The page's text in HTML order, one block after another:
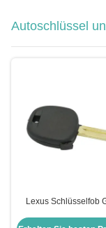
Autoschlüssel
Lexus Schlüsselfob